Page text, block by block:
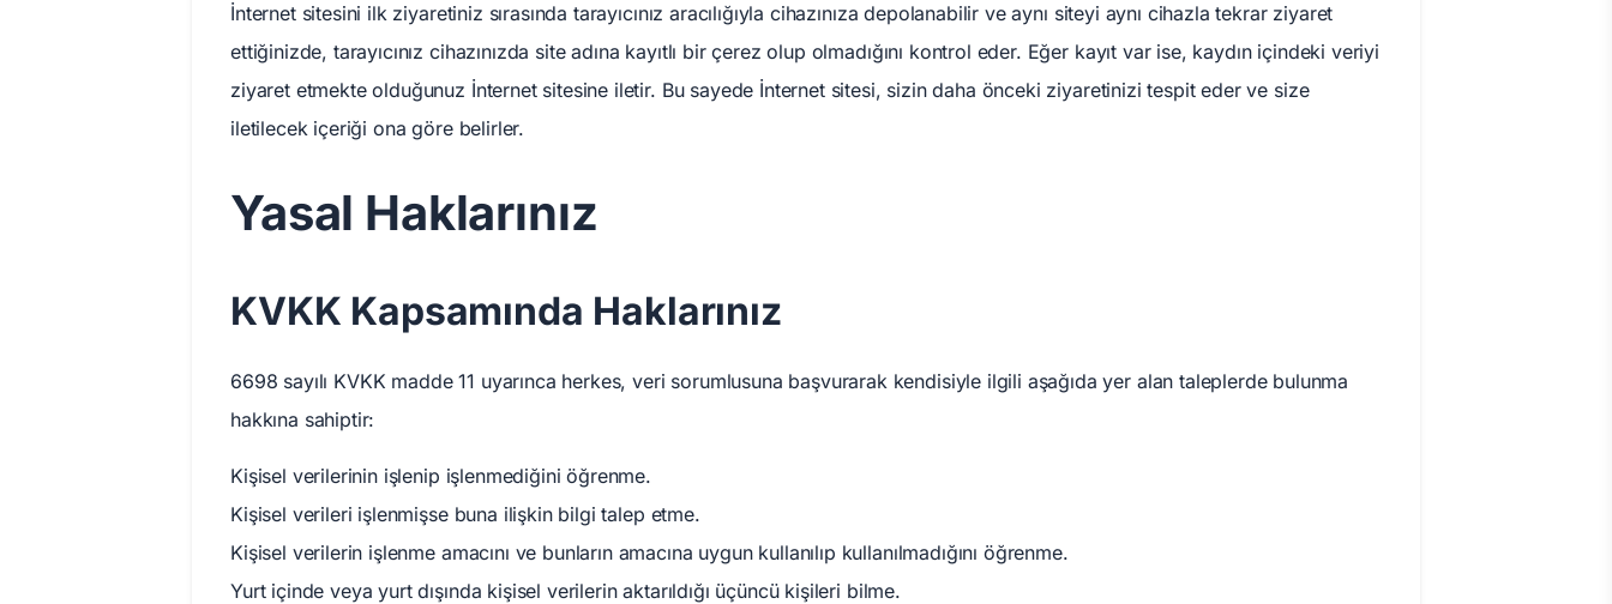
İnternet sitesini ilk ziyaretiniz sırasında tarayıcınız aracılığıyla cihazınıza depolanabilir ve aynı siteyi aynı cihazla tekrar ziyaret
ettiğinizde, tarayıcınız cihazınızda site adına kayıtlı bir çerez olup olmadığını kontrol eder. Eğer kayıt var ise, kaydın içindeki veriyi
ziyaret etmekte olduğunuz İnternet sitesine iletir. Bu sayede İnternet sitesi, sizin daha önceki ziyaretinizi tespit eder ve size
iletilecek içeriği ona göre belirler.
Yasal Haklarınız
KVKK Kapsamında Haklarınız
6698 sayılı KVKK madde 11 uyarınca herkes, veri sorumlusuna başvurarak kendisiyle ilgili aşağıda yer alan taleplerde bulunma
hakkına sahiptir:
Kişisel verilerinin işlenip işlenmediğini öğrenme.
Kişisel verileri işlenmişse buna ilişkin bilgi talep etme.
Kişisel verilerin işlenme amacını ve bunların amacına uygun kullanılıp kullanılmadığını öğrenme.
Yurt içinde veya yurt dışında kişisel verilerin aktarıldığı üçüncü kişileri bilme.